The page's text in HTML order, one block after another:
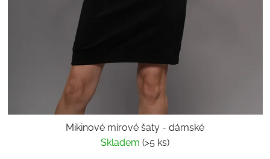
Mikinové mírové šaty - dámské
Skladem (>5 ks)